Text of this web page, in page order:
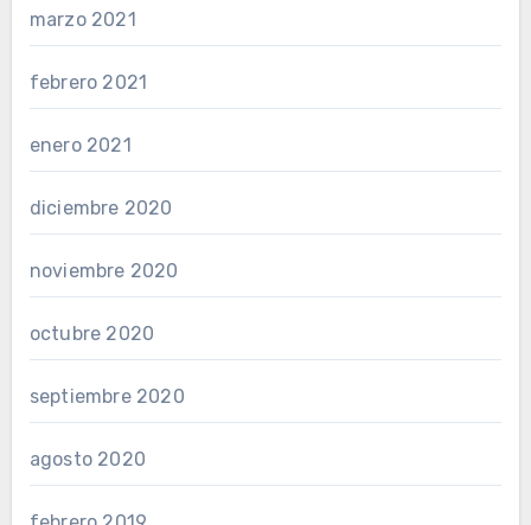
marzo 2021
febrero 2021
enero 2021
diciembre 2020
noviembre 2020
octubre 2020
septiembre 2020
agosto 2020